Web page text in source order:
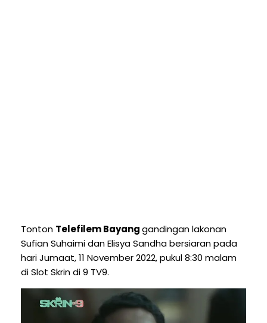
Tonton Telefilem Bayanggandingan lakonan
Sufian Suhaimi dan Elisya Sandha bersiaran pada
hari Jumaat, 11 November 2022, pukul 8:30 malam
di Slot Skrin di 9 TV9.